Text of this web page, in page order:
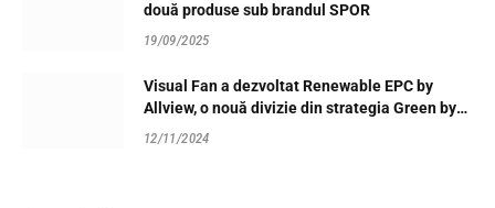
două produse sub brandul SPOR
19/09/2025
Visual Fan a dezvoltat Renewable EPC by
Allview, o nouă divizie din strategia Green by
Allview, dedicată unui viitor verde și business-
12/11/2024